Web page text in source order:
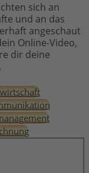
sich an
und an das
angeschaut
Online-Video,
dir deine